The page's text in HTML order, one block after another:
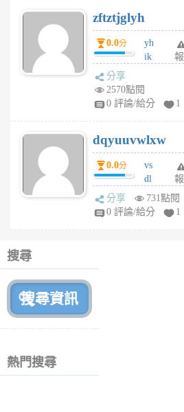
月
前
zftztjglyh
0.0分
yh
ik
tu
6
個
月
前
報
分享
2570點閱
0 評論/給分
1
dqyuuvwlxw
0.0分
vs
dl
sq
fy
報
分享
731點閱
0 評論/給分
1
搜尋
熱門搜尋